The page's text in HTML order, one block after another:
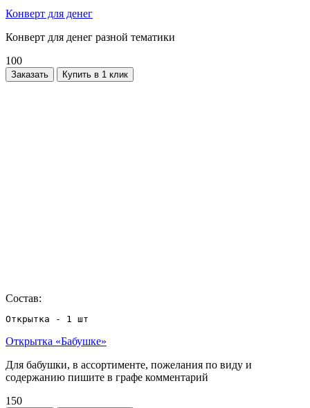
Конверт для денег
Конверт для денег разной тематики
100
Заказать Купить в 1 клик
Состав:
Открытка - 1 шт
Открытка «Бабушке»
Для бабушки, в ассортименте, пожелания по виду и
содержанию пишите в графе комментарий
150